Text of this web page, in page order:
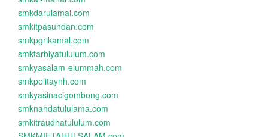
smkdarulamal.com
smkitpasundan.com
smkpgrikamal.com
smktarbiyatululum.com
smkyasalam-elummah.com
smkpelitaynh.com
smkyasinacigombong.com
smknahdatululama.com
smkitraudhatululum.com